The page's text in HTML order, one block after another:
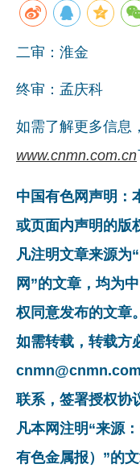
二审：淮金
终审：孟庆科
如需了解更多信息
www.cnmn.com.cn
中国有色网声明：
或页面内声明的版
凡注明文章来源为
网”的文章，均为
权同意发布的文章。
如需转载，转载方
联系，签署授权协
凡本网注明“来源
有色金属报）”的